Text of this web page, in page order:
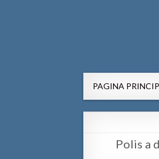
PAGINA
Polis a